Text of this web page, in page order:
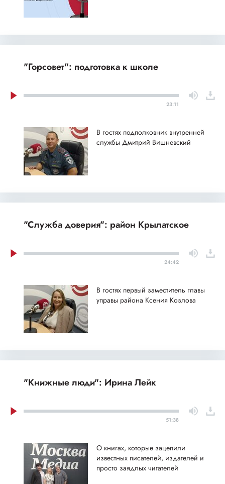
"Горсовет": подготовка к школе
23:11
В гостях подполковник внутренней
службы Дмитрий Вишневский
"Служба доверия": район Крылатское
24:42
В гостях первый заместитель главы
управы района Ксения Козлова
"Книжные люди": Ирина Лейк
51:38
О книгах, которые зацепили
известных писателей, издателей и
просто заядлых читателей